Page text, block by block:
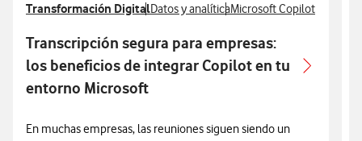
Ver más articulos relacionados con
Transformación DigitalVer más artículos con
Datos y analíticaVer más artículos con
Microsoft Copilot
Transcripción segura para empresas:
los beneficios de integrar Copilot en tu
entorno Microsoft
En muchas empresas, las reuniones siguen siendo un